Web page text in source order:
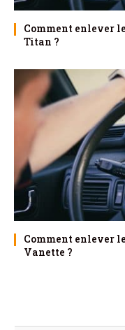
Comment enlever
Titan ?
Comment enlever
Vanette ?